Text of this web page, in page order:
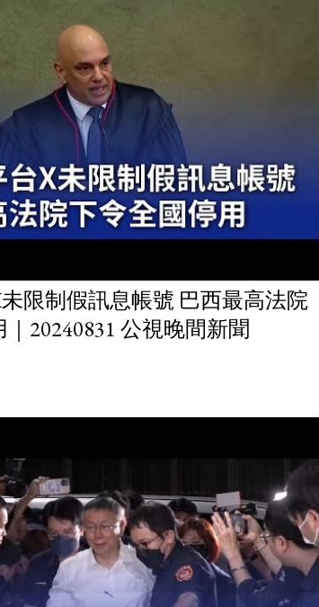
限制假訊息帳號 巴西最高法院
20240831 公視晚間新聞